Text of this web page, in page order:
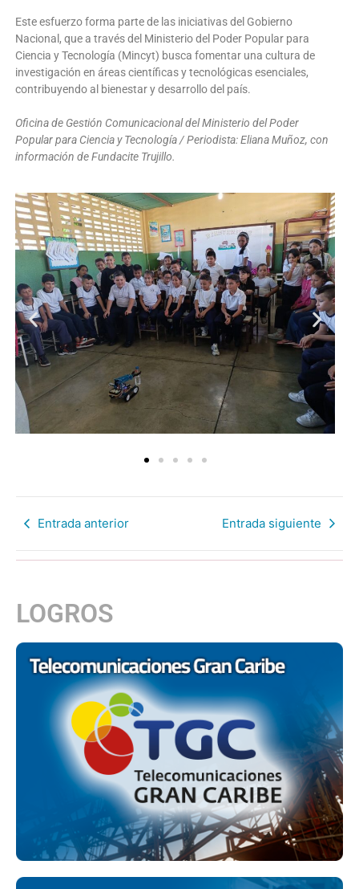
Este esfuerzo forma parte de las iniciativas del Gobierno
Nacional, que a través del Ministerio del Poder Popular para
Ciencia y Tecnología (Mincyt) busca fomentar una cultura de
investigación en áreas científicas y tecnológicas esenciales,
contribuyendo al bienestar y desarrollo del país.
Oficina de Gestión Comunicacional del Ministerio del Poder
Popular para Ciencia y Tecnología / Periodista: Eliana Muñoz, con
información de Fundacite Trujillo.
Entrada anterior Entrada siguiente
LOGROS